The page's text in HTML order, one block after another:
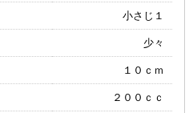
小さじ１
少々
１０ｃｍ
２００ｃｃ